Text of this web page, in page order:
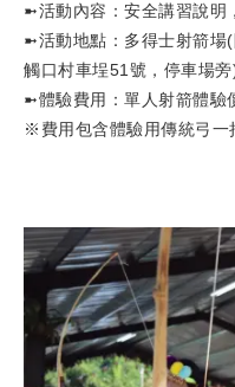
➼活動內容：安全講習說明
➼活動地點：多得士射箭場
觸口村車埕51號，停車場旁
➼體驗費用：單人射箭體驗
※費用包含體驗用傳統弓一